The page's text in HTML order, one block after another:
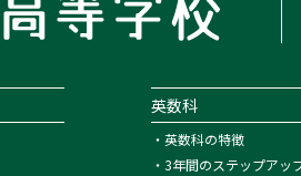
英数科
・ 英数科の特徴
・ 3年間のステップアッ